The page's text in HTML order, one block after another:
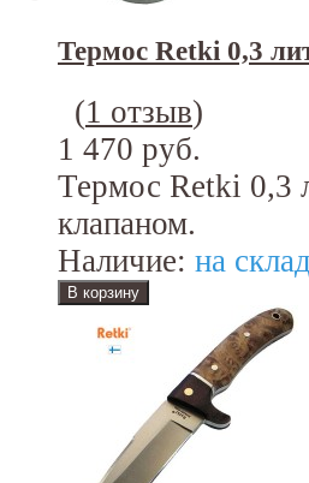
Термос Retki 0,3
(1 отзыв)
1 470 руб.
Термос Retki 0,3
клапаном.
Наличие: на